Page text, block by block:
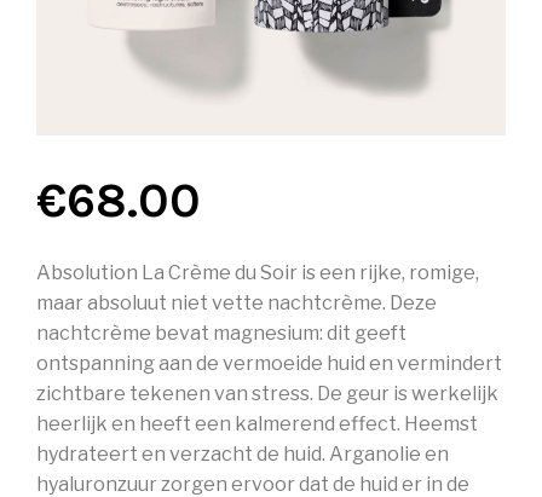
€68.00
Absolution La Crème du Soir is een rijke, romige,
maar absoluut niet vette nachtcrème. Deze
nachtcrème bevat magnesium: dit geeft
ontspanning aan de vermoeide huid en vermindert
zichtbare tekenen van stress. De geur is werkelijk
heerlijk en heeft een kalmerend effect. Heemst
hydrateert en verzacht de huid. Arganolie en
hyaluronzuur zorgen ervoor dat de huid er in de